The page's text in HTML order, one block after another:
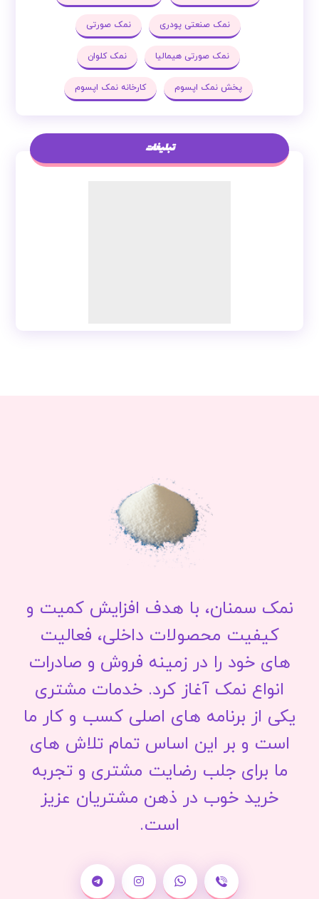
نمک صنعتی پودری نمک صورتی
نمک صورتی هیمالیا نمک کلوان
پخش نمک اپسوم کارخانه نمک اپسوم
تبلیغات
نمک سمنان، با هدف افزایش کمیت و
کیفیت محصولات داخلی، فعالیت
های خود را در زمینه فروش و صادرات
انواع نمک آغاز کرد. خدمات مشتری
یکی از برنامه های اصلی کسب و کار ما
است و بر این اساس تمام تلاش های
ما برای جلب رضایت مشتری و تجربه
خرید خوب در ذهن مشتریان عزیز
است.